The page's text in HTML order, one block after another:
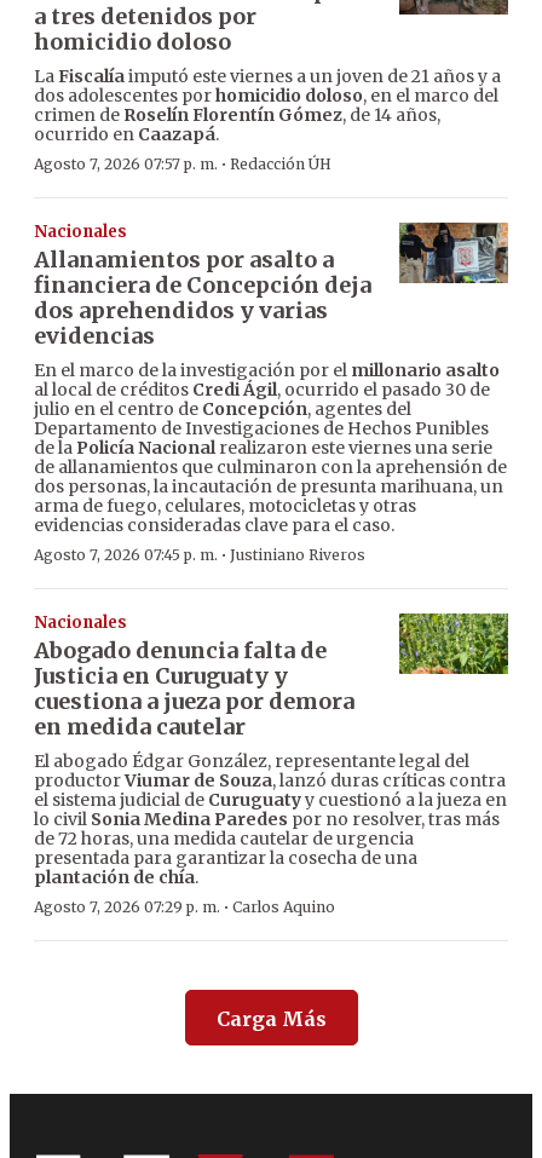
a tres detenidos por
homicidio doloso
LaFiscalíaimputó este viernes a un joven de 21 años y a
dos adolescentes porhomicidio doloso, en el marco del
crimen de Roselín Florentín Gómez, de 14 años,
ocurrido en Caazapá.
Agosto 7, 2026 07:57 p. m. · Redacción ÚH
Nacionales
Allanamientos por asalto a
financiera de Concepción deja
dos aprehendidos y varias
evidencias
En el marco de la investigación por el millonario asalto
al local de créditos Credi Ágil, ocurrido el pasado 30 de
julio en el centro de Concepción, agentes del
Departamento de Investigaciones de Hechos Punibles
de la Policía Nacionalrealizaron este viernes una serie
de allanamientos que culminaron con la aprehensión de
dos personas, la incautación de presunta marihuana, un
arma de fuego, celulares, motocicletas y otras
evidencias consideradas clave para el caso.
Agosto 7, 2026 07:45 p. m. · Justiniano Riveros
Nacionales
Abogado denuncia falta de
Justicia en Curuguaty y
cuestiona a jueza por demora
en medida cautelar
El abogado Édgar González, representante legal del
productorViumar de Souza, lanzó duras críticas contra
el sistema judicial de Curuguatyy cuestionó a la jueza en
lo civil Sonia Medina Paredes por no resolver, tras más
de 72 horas, una medida cautelar de urgencia
presentada para garantizar la cosecha de una
plantación de chía.
Agosto 7, 2026 07:29 p. m. · Carlos Aquino
Carga Más